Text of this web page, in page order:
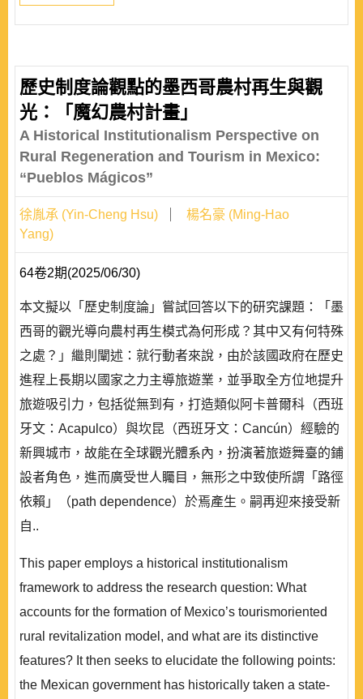
歷史制度論觀點的墨西哥農村再生與觀
光：「魔幻農村計畫」
A Historical Institutionalism Perspective on
Rural Regeneration and Tourism in Mexico:
“Pueblos Mágicos”
徐胤承 (Yin-Cheng Hsu)
楊名豪 (Ming-Hao
Yang)
64卷2期(2025/06/30)
本文擬以「歷史制度論」嘗試回答以下的研究課題：「墨
西哥的觀光導向農村再生模式為何形成？其中又有何特殊
之處？」繼則闡述：就行動者來說，由於該國政府在歷史
進程上長期以國家之力主導旅遊業，並爭取全方位地提升
旅遊吸引力，包括從無到有，打造類似阿卡普爾科（西班
牙文：Acapulco）與坎昆（西班牙文：Cancún）經驗的
新興城市，故能在全球觀光體系內，扮演著旅遊舞臺的鋪
設者角色，進而廣受世人矚目，無形之中致使所謂「路徑
依賴」（path dependence）於焉產生。嗣再迎來接受新
自..
This paper employs a historical institutionalism
framework to address the research question: What
accounts for the formation of Mexico’s tourismoriented
rural revitalization model, and what are its distinctive
features? It then seeks to elucidate the following points:
the Mexican government has historically taken a state-